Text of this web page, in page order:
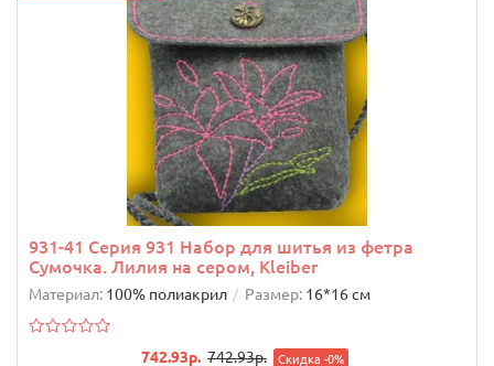
931-41 Серия 931 Набор для шитья из фетра
Сумочка. Лилия на сером, Kleiber
Материал: 100% полиакрил Размер: 16*16 см
742.93р. 742.93р. Скидка -0%